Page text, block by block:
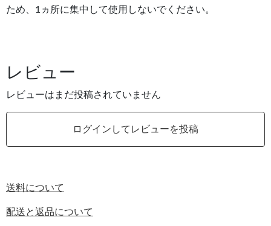
ため、1ヵ所に集中して使用しないでください。
レビュー
レビューはまだ投稿されていません
ログインしてレビューを投稿
送料について
配送と返品について